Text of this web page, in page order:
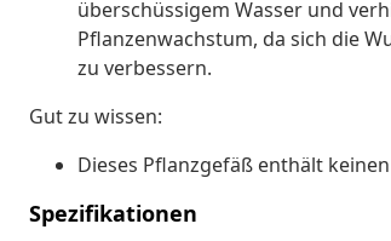
überschüssigem Wasser und
Pflanzenwachstum, da sich die
zu verbessern.
Gut zu wissen:
Dieses Pflanzgefäß enthält
Spezifikationen